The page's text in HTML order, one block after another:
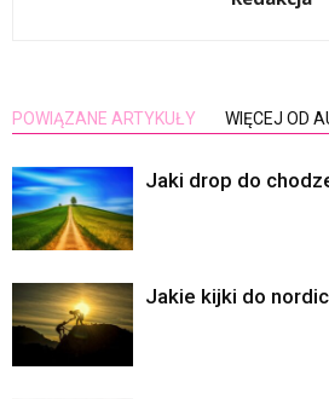
POWIĄZANE ARTYKUŁY WIĘCEJ OD
Jaki drop do
Jakie kijki do